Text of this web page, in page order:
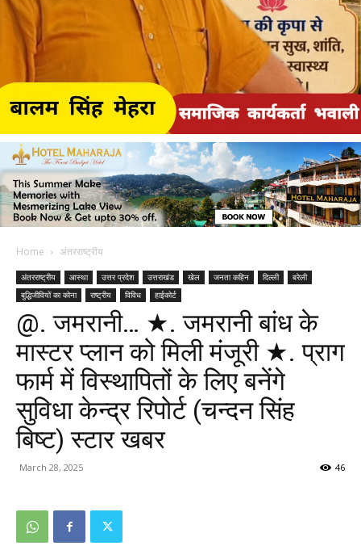
Home अंतरराष्ट्रीय
अंतरराष्ट्रीय आस्था उत्तर प्रदेश उत्तराखंड खेल जनता कहिन दिल्ली
बरेली
बुद्धिजीवियों का कोना
राष्ट्रीय विविध हाईकोर्ट
@. जमरानी… ★. जमरानी बांध के
मास्टर प्लान को मिली मंजूरी ★. प्राग
फार्म में विस्थापितों के लिए बनेंगे
सुविधा केन्द्र रिपोर्ट (चन्दन सिंह
बिष्ट) स्टार खबर
March 28, 2025 46